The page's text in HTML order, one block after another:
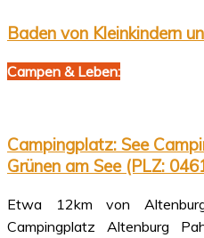
Baden von Kleinkindern
Campen & Leben:
Campingplatz: See
Grünen am See (PLZ:
Etwa 12km von
Campingplatz Altenburg